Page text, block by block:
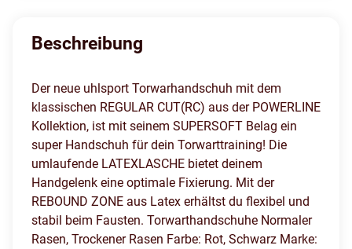
Beschreibung
Der neue uhlsport Torwarhandschuh mit dem
klassischen REGULAR CUT(RC) aus der POWERLINE
Kollektion, ist mit seinem SUPERSOFT Belag ein
super Handschuh für dein Torwarttraining! Die
umlaufende LATEXLASCHE bietet deinem
Handgelenk eine optimale Fixierung. Mit der
REBOUND ZONE aus Latex erhältst du flexibel und
stabil beim Fausten. Torwarthandschuhe Normaler
Rasen, Trockener Rasen Farbe: Rot, Schwarz Marke: